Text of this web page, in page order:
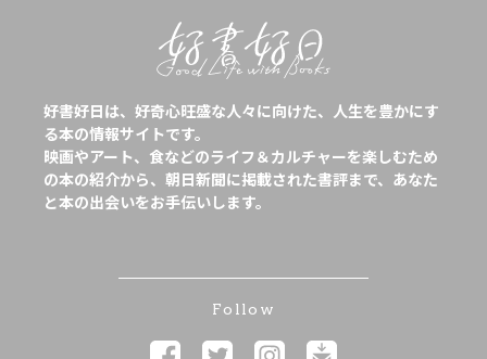
好書好日は、好奇心旺盛な人々に向けた、人生を豊かにす
る本の情報サイトです。
映画やアート、食などのライフ＆カルチャーを楽しむため
の本の紹介から、朝日新聞に掲載された書評まで、あなた
と本の出会いをお手伝いします。
Follow